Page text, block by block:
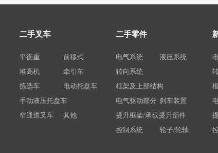
二手叉车
平衡重
前移式
堆高机
牵引车
拣选车
电动托盘车
手动液压托盘车
窄通道叉车
其他
二手零件
电气系统
液压系统
转向系统
框架及上部结构
电气驱动部分 刹车装置
提升框架/承载提升部件
控制系统
轮子/轮轴